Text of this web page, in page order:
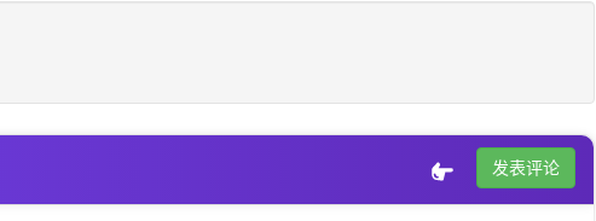
发表评论